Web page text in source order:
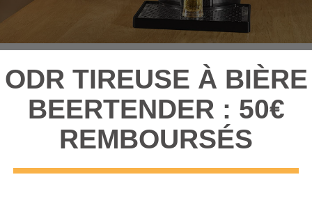
ODR TIREUSE À BIÈRE
BEERTENDER : 50€
REMBOURSÉS